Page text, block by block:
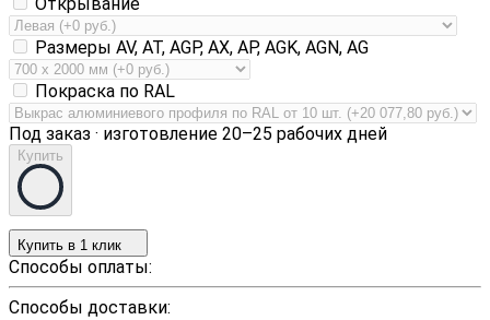
Размеры AV, AT, AGP, AX, AP, AGK, AGN, AG
Покраска по RAL
Под заказ · изготовление 20–25 рабочих дней
Купить
Купить в 1 клик
Способы оплаты:
Способы доставки: